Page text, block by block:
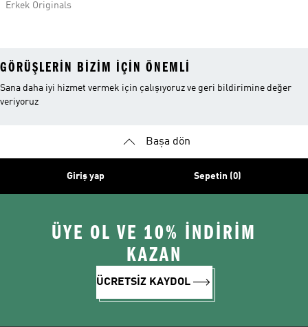
Erkek Originals
GÖRÜŞLERIN BIZIM IÇIN ÖNEMLI
Sana daha iyi hizmet vermek için çalışıyoruz ve geri bildirimine değer
veriyoruz
Başa dön
Giriş yap Sepetin (0)
ÜYE OL VE 10% İNDİRİM
KAZAN
ÜCRETSİZ KAYDOL